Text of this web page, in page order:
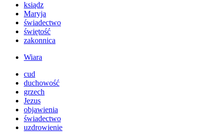
ksiądz
Maryja
świadectwo
świętość
zakonnica
Wiara
cud
duchowość
grzech
Jezus
objawienia
świadectwo
uzdrowienie